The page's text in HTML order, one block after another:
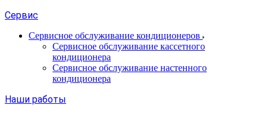
Сервис
Сервисное обслуживание кондиционеров
Сервисное обслуживание кассетного
кондиционера
Сервисное обслуживание настенного
кондиционера
Наши работы